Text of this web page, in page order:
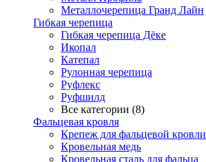
Металлочерепица Гранд Лайн
Гибкая черепица
Гибкая черепица Дёке
Икопал
Катепал
Рулонная черепица
Руфлекс
Руфшилд
Все категории (8)
Фальцевая кровля
Крепеж для фальцевой кровли
Кровельная медь
Кровельная сталь для фальца